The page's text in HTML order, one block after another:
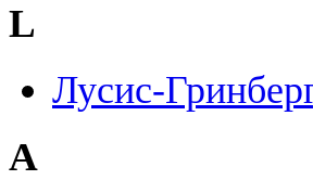
L
Лусис-
А